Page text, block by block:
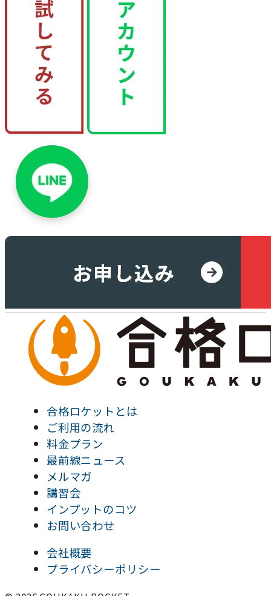
合格ロケットとは
ご利用の流れ
料金プラン
最前線ニュース
メルマガ
講習会
インプットのコツ
お問い合わせ
会社概要
プライバシーポリシー